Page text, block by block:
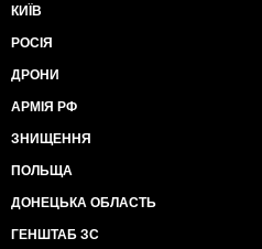
КИЇВ
РОСІЯ
ДРОНИ
АРМІЯ РФ
ЗНИЩЕННЯ
ПОЛЬЩА
ДОНЕЦЬКА ОБЛАСТЬ
ГЕНШТАБ ЗС